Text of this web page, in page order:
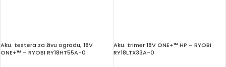
Aku. testera za živu ogradu, 18V
ONE+™ – RYOBI RY18HT55A-0
Aku. trimer 18V ONE+™ HP – RYOBI
RY18LTX33A-0